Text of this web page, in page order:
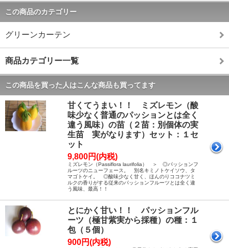
この商品のカテゴリー
グリーンカーテン
商品カテゴリー一覧
この商品を買った人はこんな商品も買ってます
甘くてうまい！！ ミズレモン（酸
味少なく普通のパッションとは全く
違う風味）の苗（２苗：別個体の実
生苗 実がなります）セット：１セ
ット
9,800円(内税)
ミズレモン（Passiflora laurifolia） ＞ ◎パッションフ
ルーツのニューフェース。 別名キミノトケイソウ、タ
マゴトケイ。 ◎酸味少なく甘く、ほんのりココナツミ
ルクの香りがする従来のパッションフルーツとは全く違
う風味、最高！！
とにかく甘い！！ パッションフル
ーツ（極甘紫実から採種）の種：１
包（５個）
900円(内税)